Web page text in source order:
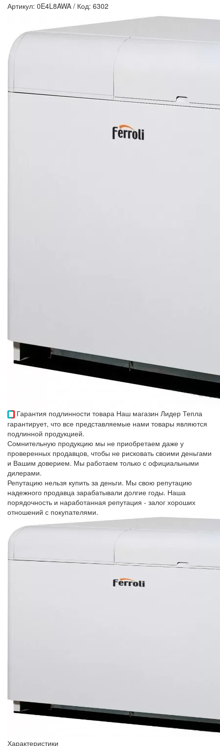
Артикул: 0E4L8AWA / Код: 6302
Гарантия подлинности товара Наш магазин Лидер Тепла
гарантирует, что все представляемые нами товары являются
подлинной продукцией.
Сомнительную продукцию мы не приобретаем даже у
проверенных продавцов, чтобы не рисковать своими деньгами
и Вашим доверием. Мы работаем только с официальными
дилерами.
Репутацию нельзя купить за деньги. Мы свою репутацию
надежного продавца зарабатывали долгие годы. Наша
порядочность и наработанная репутация - залог хороших
отношений с покупателями.
Характеристики